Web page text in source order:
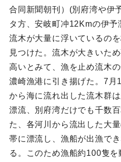
合同新聞朝刊）(別府湾や伊
タ方、安岐町冲12Kmの伊
流木が大量に浮いているの
見つけた。流木が大きいた
高いとみて、漁を止め流木
濃崎漁港に引き揚げた。7月
から海に流れ出した流木群
漂流、別府湾だけでも千数
た、各河川から流出した大
帯に漂流し、漁船が出漁で
る。このため漁船約100隻